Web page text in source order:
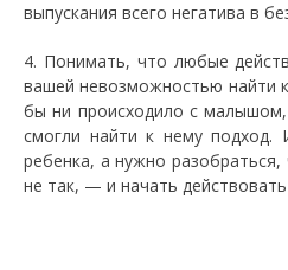
выпускания всего негатива в
4. Понимать, что любые
вашей невозможностью найти
бы ни происходило с
смогли найти к нему подход.
ребенка, а нужно
не так, — и начать